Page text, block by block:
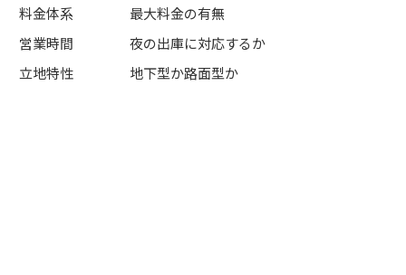
料金体系
最大料金の有無
営業時間
夜の出庫に対応するか
立地特性
地下型か路面型か